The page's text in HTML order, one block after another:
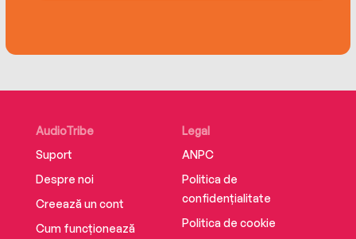
AudioTribe
Suport
Despre noi
Creează un cont
Cum funcționează
Legal
ANPC
Politica de
confidențialitate
Politica de cookie